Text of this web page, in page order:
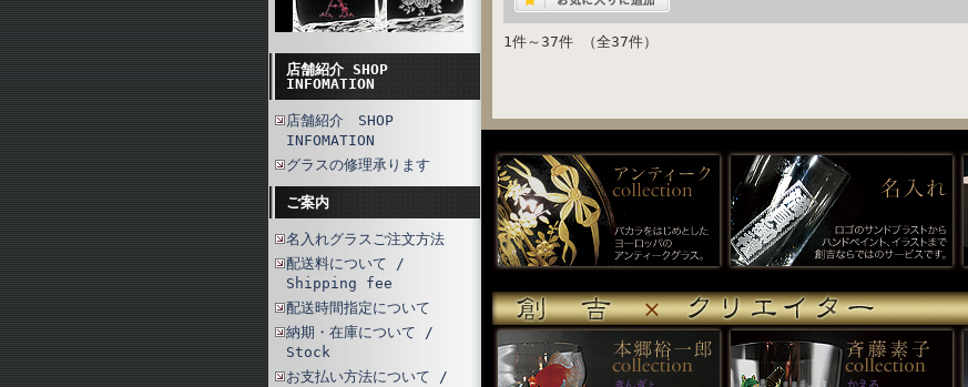
店舗紹介 SHOP
INFOMATION
店舗紹介 SHOP
INFOMATION
グラスの修理承ります
ご案内
名入れグラスご注文方法
配送料について /
Shipping fee
配送時間指定について
納期・在庫について /
Stock
お支払い方法について /
1件～37件 （全37件）